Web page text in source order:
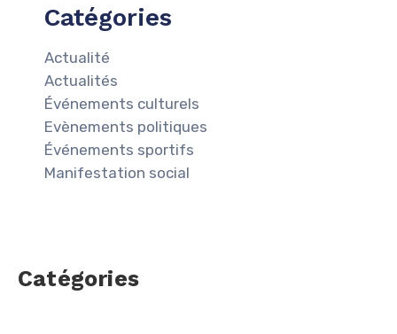
Catégories
Actualité
Actualités
Événements culturels
Evènements politiques
Événements sportifs
Manifestation social
Catégories